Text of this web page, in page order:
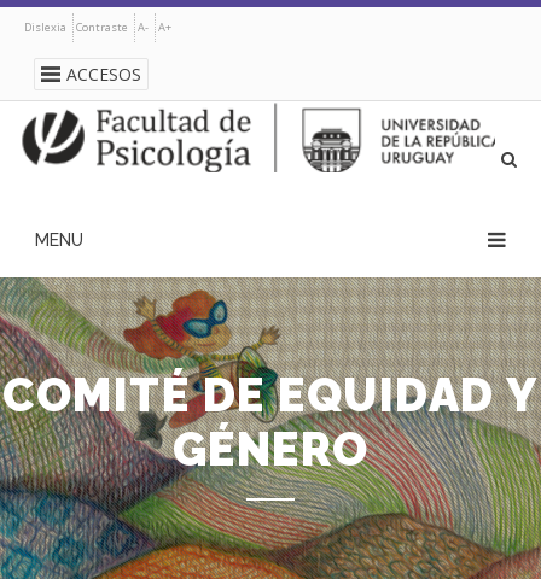
Pasar
principal
Dislexia Contraste A- A+
ACCESOS
navegación
principal
COMITÉ DE EQUIDAD Y
GÉNERO